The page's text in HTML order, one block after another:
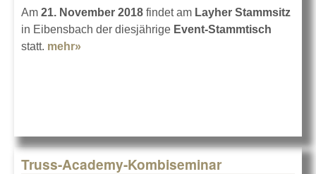
Am 21. November 2018 findet am Layher Stammsitz
in Eibensbach der diesjährige Event-Stammtisch
statt. mehr»
Truss-Academy-Kombiseminar